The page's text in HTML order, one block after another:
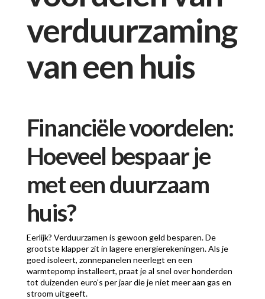
verduurzaming
van een huis
Financiële voordelen:
Hoeveel bespaar je
met een duurzaam
huis?
Eerlijk? Verduurzamen is gewoon geld besparen. De
grootste klapper zit in lagere energierekeningen. Als je
goed isoleert, zonnepanelen neerlegt en een
warmtepomp installeert, praat je al snel over honderden
tot duizenden euro's per jaar die je niet meer aan gas en
stroom uitgeeft.